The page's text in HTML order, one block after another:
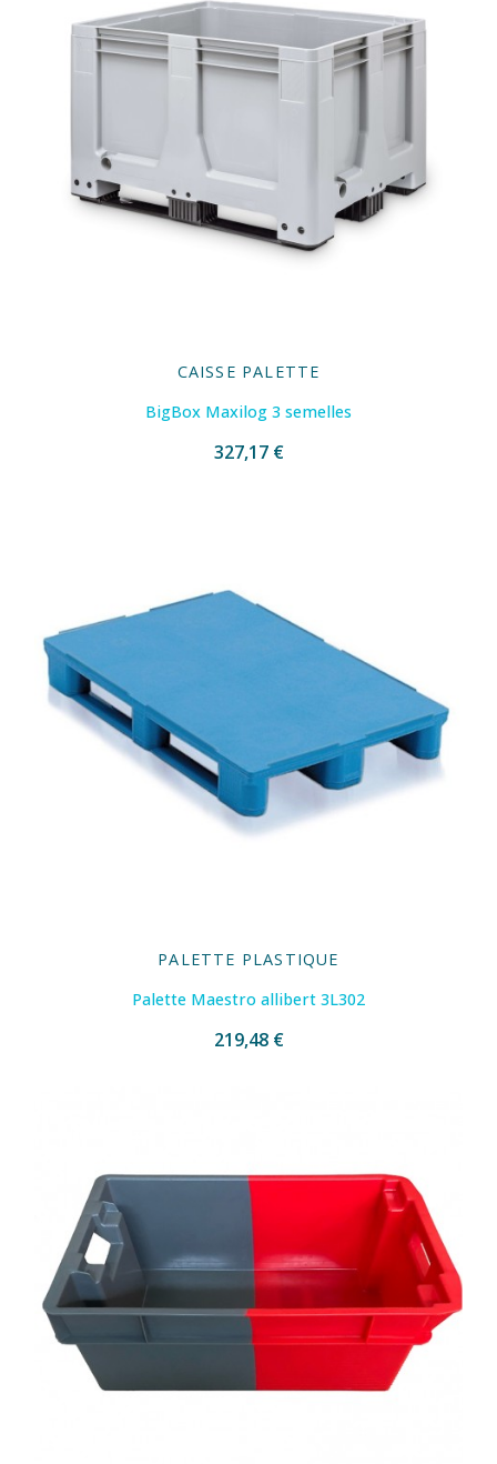
CAISSE PALETTE
BigBox Maxilog 3 semelles
327,17 €
PALETTE PLASTIQUE
Palette Maestro allibert 3L302
219,48 €